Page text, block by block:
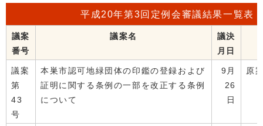
平成20年第3回定例会審議結果一覧表
議案
番号
議案名
議決
月日
議案
第
43
号
本巣市認可地緑団体の印鑑の登録および
証明に関する条例の一部を改正する条例
について
9月
26
日
原